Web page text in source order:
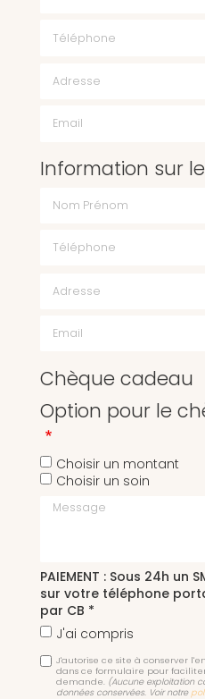
Information sur
Chèque cadeau
Option pour le
Choisir un montant
Choisir un soin
Message
PAIEMENT : Sous 24h un
sur votre téléphone
par CB *
J'ai compris
J'autorise ce site à conserver
dans ce formulaire pour
demande. (Aucune exploitation
données conservées. Voir notre